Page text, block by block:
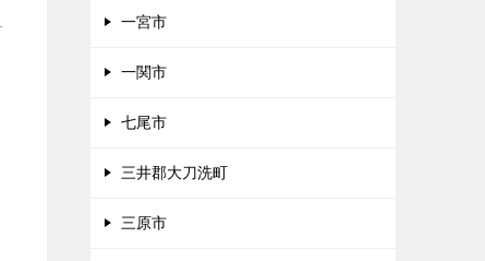
一宮市
一関市
七尾市
三井郡大刀洗町
三原市